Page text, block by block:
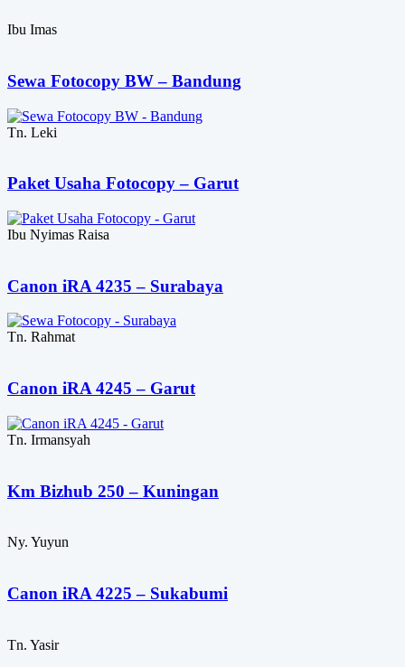
Ibu Imas
Sewa Fotocopy BW – Bandung
Tn. Leki
Paket Usaha Fotocopy – Garut
Ibu Nyimas Raisa
Canon iRA 4235 – Surabaya
Tn. Rahmat
Canon iRA 4245 – Garut
Tn. Irmansyah
Km Bizhub 250 – Kuningan
Ny. Yuyun
Canon iRA 4225 – Sukabumi
Tn. Yasir